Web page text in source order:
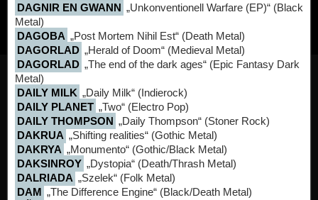
DAGNIR EN GWANN „Unkonventionell Warfare (EP)“ (Black
Metal)
DAGOBA „Post Mortem Nihil Est“ (Death Metal)
DAGORLAD „Herald of Doom“ (Medieval Metal)
DAGORLAD „The end of the dark ages“ (Epic Fantasy Dark
Metal)
DAILY MILK „Daily Milk“ (Indierock)
DAILY PLANET „Two“ (Electro Pop)
DAILY THOMPSON „Daily Thompson“ (Stoner Rock)
DAKRUA „Shifting realities“ (Gothic Metal)
DAKRYA „Monumento“ (Gothic/Black Metal)
DAKSINROY „Dystopia“ (Death/Thrash Metal)
DALRIADA „Szelek“ (Folk Metal)
DAM „The Difference Engine“ (Black/Death Metal)